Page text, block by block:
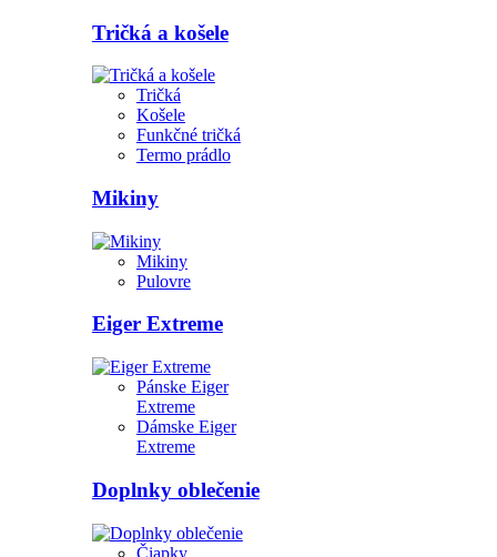
Tričká a košele
Tričká
Košele
Funkčné tričká
Termo prádlo
Mikiny
Mikiny
Pulovre
Eiger Extreme
Pánske Eiger
Extreme
Dámske Eiger
Extreme
Doplnky oblečenie
Čiapky